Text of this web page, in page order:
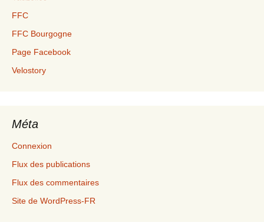
FFC
FFC Bourgogne
Page Facebook
Velostory
Méta
Connexion
Flux des publications
Flux des commentaires
Site de WordPress-FR